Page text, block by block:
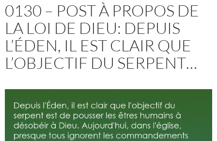
0130 – POST À PROPOS DE
LA LOI DE DIEU: DEPUIS
L’ÉDEN, IL EST CLAIR QUE
L’OBJECTIF DU SERPENT…